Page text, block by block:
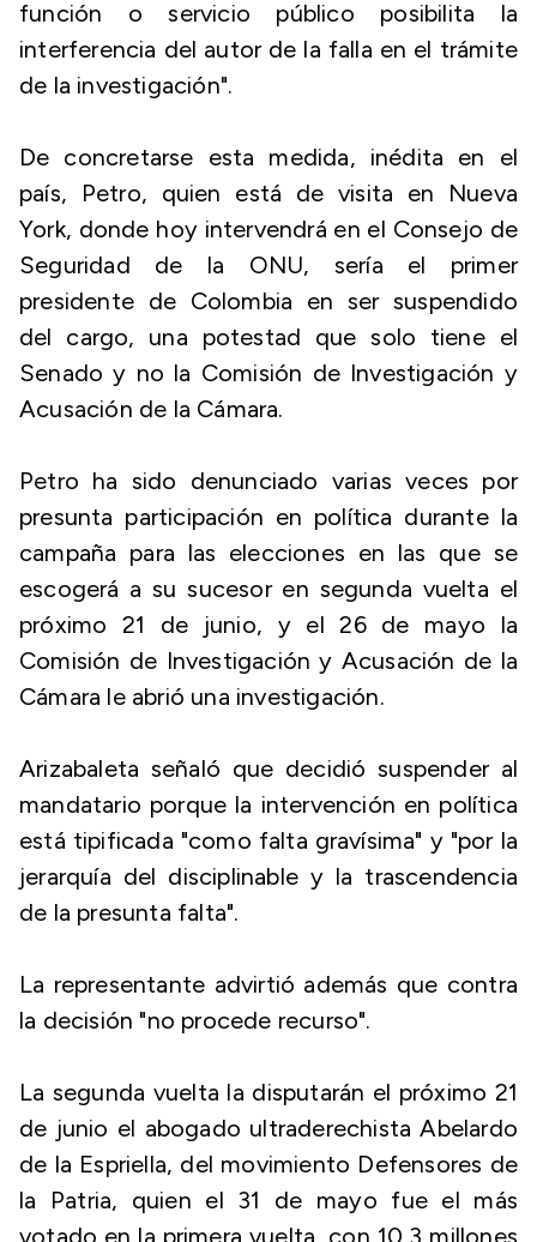
función o servicio público posibilita la
interferencia del autor de la falla en el trámite
de la investigación".
De concretarse esta medida, inédita en el
país, Petro, quien está de visita en Nueva
York, donde hoy intervendrá en el Consejo de
Seguridad de la ONU, sería el primer
presidente de Colombia en ser suspendido
del cargo, una potestad que solo tiene el
Senado y no la Comisión de Investigación y
Acusación de la Cámara.
Petro ha sido denunciado varias veces por
presunta participación en política durante la
campaña para las elecciones en las que se
escogerá a su sucesor en segunda vuelta el
próximo 21 de junio, y el 26 de mayo la
Comisión de Investigación y Acusación de la
Cámara le abrió una investigación.
Arizabaleta señaló que decidió suspender al
mandatario porque la intervención en política
está tipificada "como falta gravísima" y "por la
jerarquía del disciplinable y la trascendencia
de la presunta falta".
La representante advirtió además que contra
la decisión "no procede recurso".
La segunda vuelta la disputarán el próximo 21
de junio el abogado ultraderechista Abelardo
de la Espriella, del movimiento Defensores de
la Patria, quien el 31 de mayo fue el más
votado en la primera vuelta, con 10,3 millones